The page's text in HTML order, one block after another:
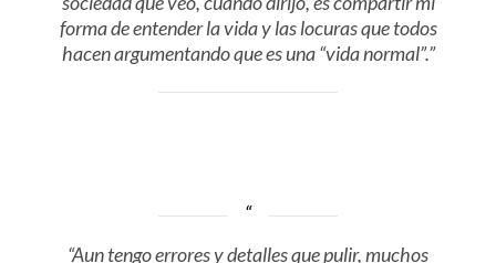
forma de entender la vida y las locuras que todos
hacen argumentando que es una “vida normal”.”
“Aun tengo errores y detalles que pulir, muchos